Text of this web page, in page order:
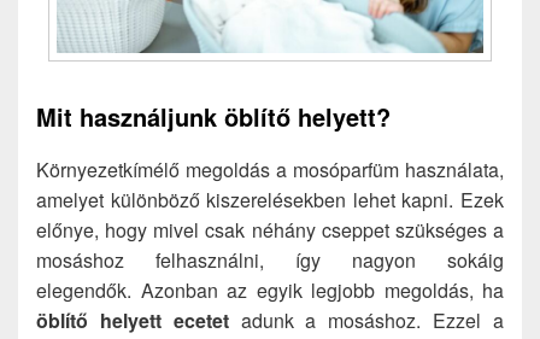
Mit használjunk öblítő helyett?
Környezetkímélő megoldás a mosóparfüm használata,
amelyet különböző kiszerelésekben lehet kapni. Ezek
előnye, hogy mivel csak néhány cseppet szükséges a
mosáshoz felhasználni, így nagyon sokáig
elegendők. Azonban az egyik legjobb megoldás, ha
öblítő helyett ecetetadunk a mosáshoz. Ezzel a